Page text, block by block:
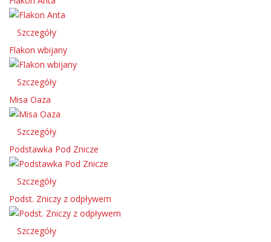
Szczegóły
Flakon wbijany
Szczegóły
Misa Oaza
Szczegóły
Podstawka Pod Znicze
Szczegóły
Podst. Zniczy z odpływem
Szczegóły